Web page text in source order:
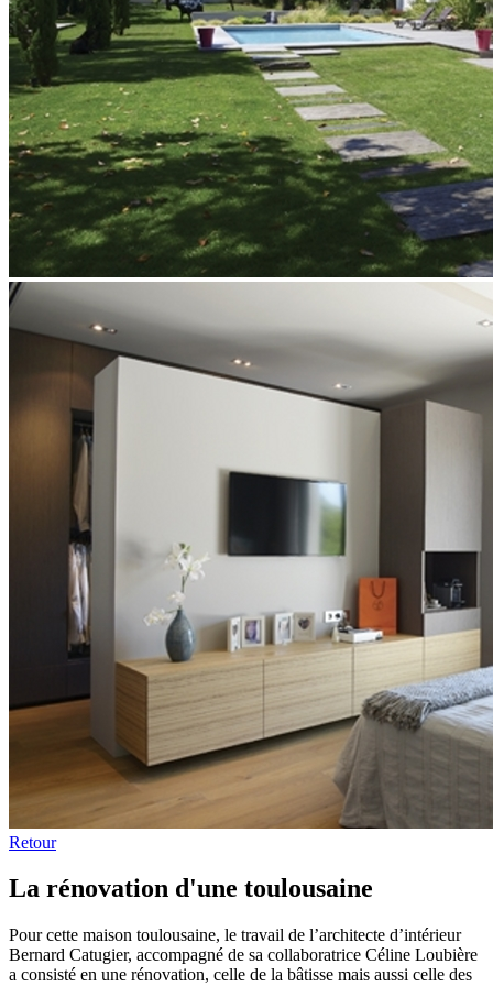
Retour
La rénovation d'une toulousaine
Pour cette maison toulousaine, le travail de l’architecte d’intérieur
Bernard Catugier, accompagné de sa collaboratrice Céline Loubière
a consisté en une rénovation, celle de la bâtisse mais aussi celle des